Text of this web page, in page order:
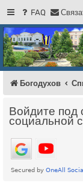
FAQ Связа
Регистрация
Форум
Богодухов
Богодухов
Войдите под
социальной